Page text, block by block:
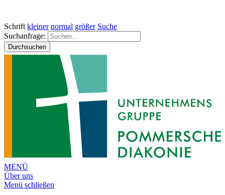
Schrift kleiner normal größer Suche
Suchanfrage:
Durchsuchen
MENÜ
Über uns
Menü schließen